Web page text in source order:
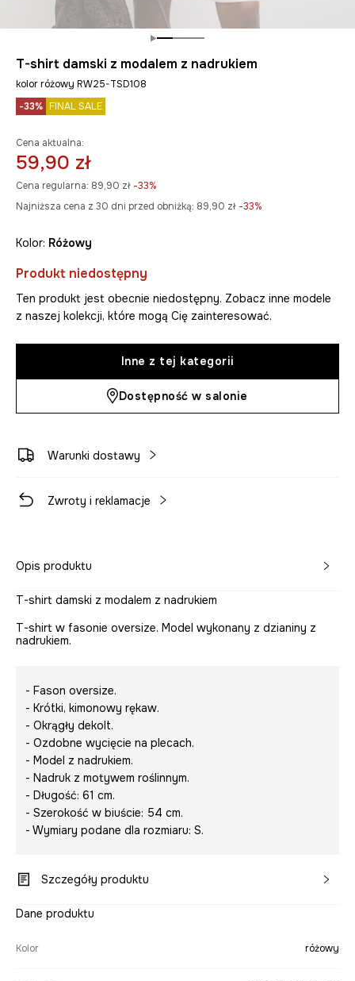
T-shirt damski z modalem z nadrukiem
kolor różowy RW25-TSD108
-33% FINAL SALE
Cena aktualna:
59,90 zł
Cena regularna: 89,90 zł -33%
Najniższa cena z 30 dni przed obniżką: 89,90 zł -33%
Kolor: różowy
Produkt niedostępny
Ten produkt jest obecnie niedostępny. Zobacz inne modele
z naszej kolekcji, które mogą Cię zainteresować.
Inne z tej kategorii
Dostępność w salonie
Warunki dostawy
Zwroty i reklamacje
Opis produktu
T-shirt damski z modalem z nadrukiem
T-shirt w fasonie oversize. Model wykonany z dzianiny z
nadrukiem.
- Fason oversize.
- Krótki, kimonowy rękaw.
- Okrągły dekolt.
- Ozdobne wycięcie na plecach.
- Model z nadrukiem.
- Nadruk z motywem roślinnym.
- Długość: 61 cm.
- Szerokość w biuście: 54 cm.
- Wymiary podane dla rozmiaru: S.
Szczegóły produktu
Dane produktu
Kolor różowy